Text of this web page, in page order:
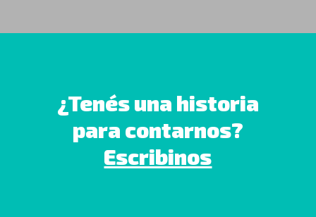
¿Tenés una historia
para contarnos?
Escribinos